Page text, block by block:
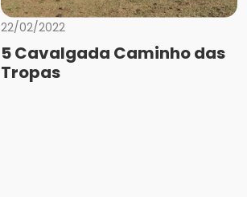
22/02/2022
5 Cavalgada Caminho das
Tropas